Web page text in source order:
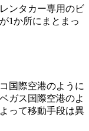
ンタカー専用のビ
1か所にまとまっ
国際空港のように
ガス国際空港のよ
って移動手段は異